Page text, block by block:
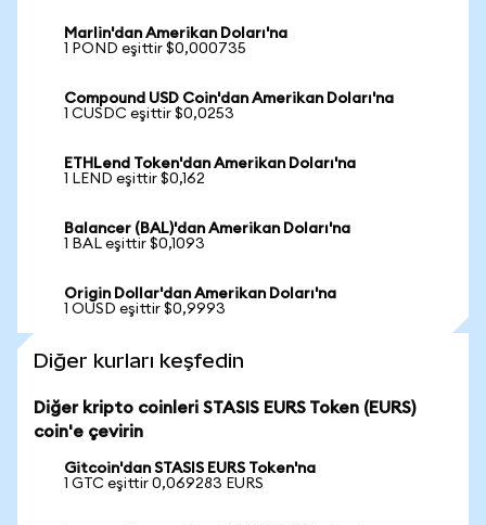
Marlin'dan Amerikan Doları'na
1 POND eşittir $0,000735
Compound USD Coin'dan Amerikan Doları'na
1 CUSDC eşittir $0,0253
ETHLend Token'dan Amerikan Doları'na
1 LEND eşittir $0,162
Balancer (BAL)'dan Amerikan Doları'na
1 BAL eşittir $0,1093
Origin Dollar'dan Amerikan Doları'na
1 OUSD eşittir $0,9993
Diğer kurları keşfedin
Diğer kripto coinleri STASIS EURS Token (EURS)
coin'e çevirin
Gitcoin'dan STASIS EURS Token'na
1 GTC eşittir 0,069283 EURS